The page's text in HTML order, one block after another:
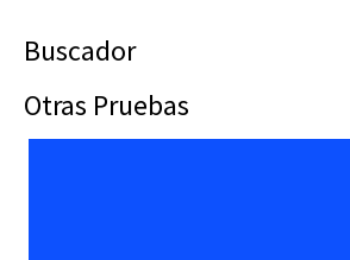
Buscador
Otras Pruebas